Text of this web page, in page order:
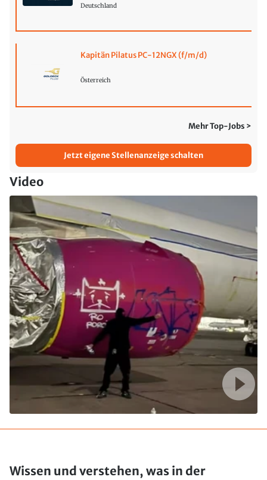
Deutschland
Kapitän Pilatus PC-12NGX (f/m/d)
Österreich
Mehr Top-Jobs >
Jetzt eigene Stellenanzeige schalten
Video
Wissen und verstehen, was in der